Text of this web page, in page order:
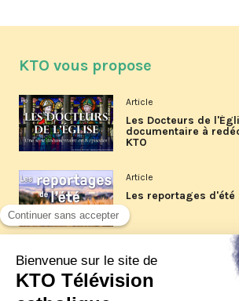
KTO vous propose
Article
Les Docteurs de
documentaire à
KTO
Article
Les reportages d'été
La visite pastorale
XIV à Assise à suivre
jeudi 6 août